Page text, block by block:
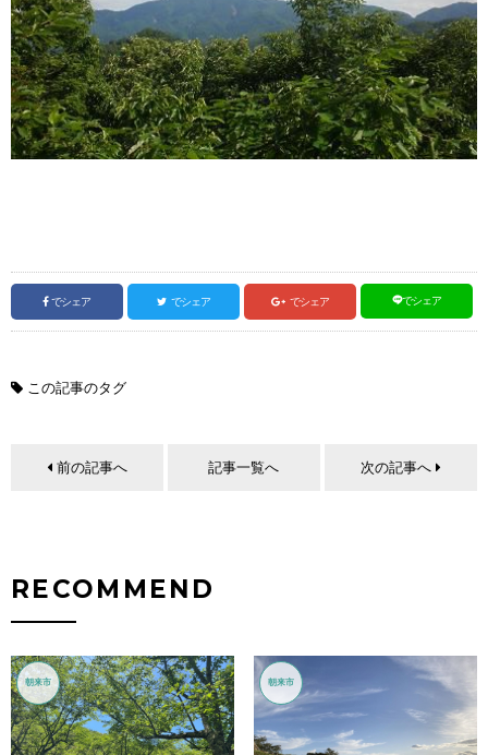
でシェア でシェア でシェア でシェア
この記事のタグ
前の記事へ 記事一覧へ 次の記事へ
RECOMMEND
朝来市 朝来市